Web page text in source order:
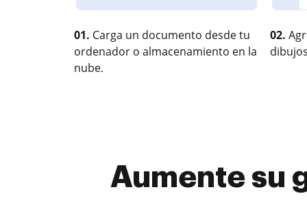
01. Carga un documento desde tu
ordenador o almacenamiento en la
nube.
02.
Aumente su